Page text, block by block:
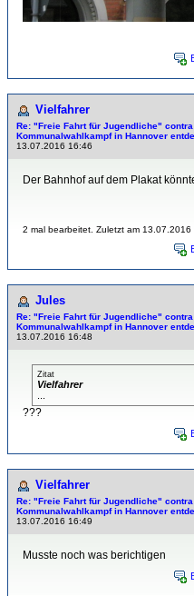
Vielfahrer
Re: "Freie Fahrt für Jugendliche"
Kommunalwahlkampf in Hannover
13.07.2016 16:46
Der Bahnhof auf dem Plakat
2 mal bearbeitet. Zuletzt am 13.07.2016
Jules
Re: "Freie Fahrt für Jugendliche"
Kommunalwahlkampf in Hannover
13.07.2016 16:48
Zitat
Vielfahrer
???
Vielfahrer
Re: "Freie Fahrt für Jugendliche"
Kommunalwahlkampf in Hannover
13.07.2016 16:49
Musste noch was berichtigen